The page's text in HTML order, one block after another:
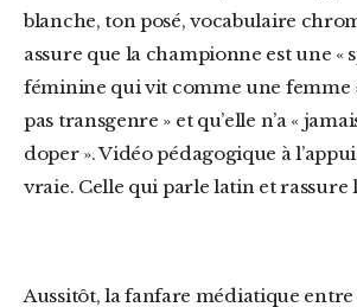
blanche, ton posé, vocabulaire
assure que la championne est une «
féminine qui vit comme une femme »,
pas transgenre » et qu’elle n’a «
doper ». Vidéo pédagogique à
vraie. Celle qui parle latin et rassure
Aussitôt, la fanfare médiatique entre